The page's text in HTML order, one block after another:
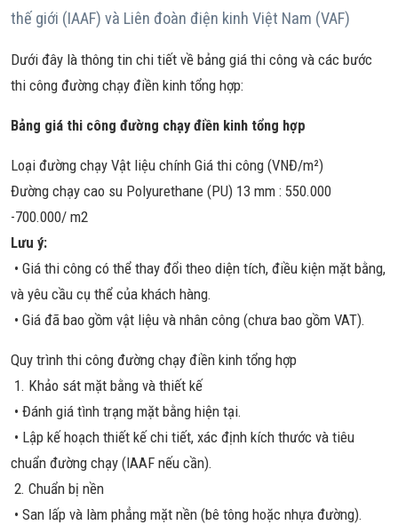
thế giới (IAAF) và Liên đoàn điện kinh Việt Nam (VAF)
Dưới đây là thông tin chi tiết về bảng giá thi công và các bước
thi công đường chạy điền kinh tổng hợp:
Bảng giá thi công đường chạy điền kinh tổng hợp
Loại đường chạy Vật liệu chính Giá thi công (VNĐ/m²)
Đường chạy cao su Polyurethane (PU) 13 mm : 550.000
-700.000/ m2
Lưu ý:
• Giá thi công có thể thay đổi theo diện tích, điều kiện mặt bằng,
và yêu cầu cụ thể của khách hàng.
• Giá đã bao gồm vật liệu và nhân công (chưa bao gồm VAT).
Quy trình thi công đường chạy điền kinh tổng hợp
1. Khảo sát mặt bằng và thiết kế
• Đánh giá tình trạng mặt bằng hiện tại.
• Lập kế hoạch thiết kế chi tiết, xác định kích thước và tiêu
chuẩn đường chạy (IAAF nếu cần).
2. Chuẩn bị nền
• San lấp và làm phẳng mặt nền (bê tông hoặc nhựa đường).